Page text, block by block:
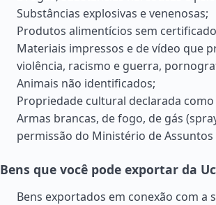
Substâncias explosivas e venenosas;
Produtos alimentícios sem
Materiais impressos e de vídeo que
violência, racismo e guerra,
Animais não identificados;
Propriedade cultural declarada
Armas brancas, de fogo, de gás
permissão do Ministério de
Bens que você pode exportar da
Bens exportados em conexão com a